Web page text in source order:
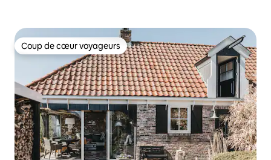
Coup de cœur voyageurs
Coup de cœur voyageurs